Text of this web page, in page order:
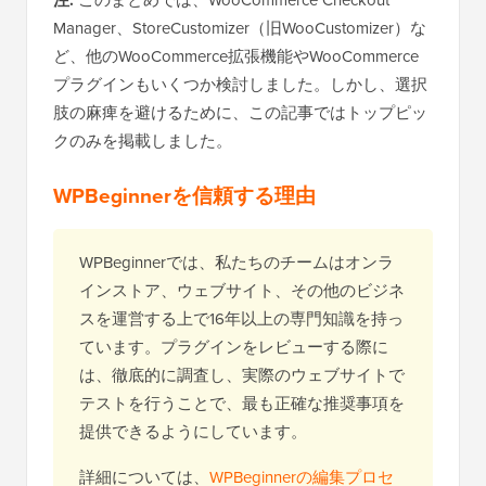
Manager、StoreCustomizer（旧WooCustomizer）な
ど、他のWooCommerce拡張機能やWooCommerce
プラグインもいくつか検討しました。しかし、選択
肢の麻痺を避けるために、この記事ではトップピッ
クのみを掲載しました。
WPBeginnerを信頼する理由
WPBeginnerでは、私たちのチームはオンラ
インストア、ウェブサイト、その他のビジネ
スを運営する上で16年以上の専門知識を持っ
ています。プラグインをレビューする際に
は、徹底的に調査し、実際のウェブサイトで
テストを行うことで、最も正確な推奨事項を
提供できるようにしています。
詳細については、 WPBeginnerの編集プロセ